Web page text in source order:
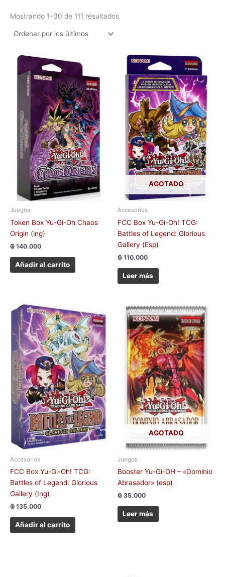
Mostrando 1–30 de 111 resultados
Juegos
Token Box Yu-Gi-Oh Chaos
Origin (ing)
₲ 140.000
Añadir al carrito
AGOTADO
Accesorios
FCC Box Yu-Gi-Oh! TCG:
Battles of Legend: Glorious
Gallery (Esp)
₲ 110.000
Leer más
Accesorios
FCC Box Yu-Gi-Oh! TCG:
Battles of Legend: Glorious
Gallery (Ing)
₲ 135.000
Añadir al carrito
AGOTADO
Juegos
Booster Yu-Gi-OH – «Dominio
Abrasador» (esp)
₲ 35.000
Leer más